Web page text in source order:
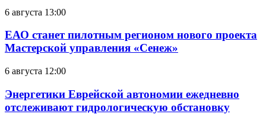
6 августа 13:00
ЕАО станет пилотным регионом нового проекта
Мастерской управления «Сенеж»
6 августа 12:00
Энергетики Еврейской автономии ежедневно
отслеживают гидрологическую обстановку